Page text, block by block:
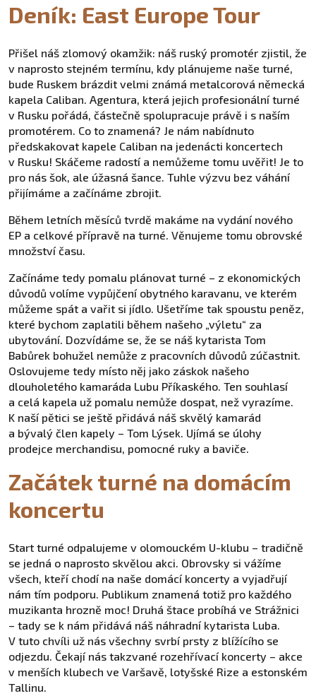
Deník: East Europe Tour
Přišel náš zlomový okamžik: náš ruský promotér zjistil, že
v naprosto stejném termínu, kdy plánujeme naše turné,
bude Ruskem brázdit velmi známá metalcorová německá
kapela Caliban. Agentura, která jejich profesionální turné
v Rusku pořádá, částečně spolupracuje právě i s naším
promotérem. Co to znamená? Je nám nabídnuto
předskakovat kapele Caliban na jedenácti koncertech
v Rusku! Skáčeme radostí a nemůžeme tomu uvěřit! Je to
pro nás šok, ale úžasná šance. Tuhle výzvu bez váhání
přijímáme a začínáme zbrojit.
Během letních měsíců tvrdě makáme na vydání nového
EP a celkové přípravě na turné. Věnujeme tomu obrovské
množství času.
Začínáme tedy pomalu plánovat turné – z ekonomických
důvodů volíme vypůjčení obytného karavanu, ve kterém
můžeme spát a vařit si jídlo. Ušetříme tak spoustu peněz,
které bychom zaplatili během našeho „výletu“ za
ubytování. Dozvídáme se, že se náš kytarista Tom
Babůrek bohužel nemůže z pracovních důvodů zúčastnit.
Oslovujeme tedy místo něj jako záskok našeho
dlouholetého kamaráda Lubu Příkaského. Ten souhlasí
a celá kapela už pomalu nemůže dospat, než vyrazíme.
K naší pětici se ještě přidává náš skvělý kamarád
a bývalý člen kapely – Tom Lýsek. Ujímá se úlohy
prodejce merchandisu, pomocné ruky a baviče.
Začátek turné na domácím
koncertu
Start turné odpalujeme v olomouckém U-klubu – tradičně
se jedná o naprosto skvělou akci. Obrovsky si vážíme
všech, kteří chodí na naše domácí koncerty a vyjadřují
nám tím podporu. Publikum znamená totiž pro každého
muzikanta hrozně moc! Druhá štace probíhá ve Strážnici
– tady se k nám přidává náš náhradní kytarista Luba.
V tuto chvíli už nás všechny svrbí prsty z blížícího se
odjezdu. Čekají nás takzvané rozehřívací koncerty – akce
v menších klubech ve Varšavě, lotyšské Rize a estonském
Tallinu.